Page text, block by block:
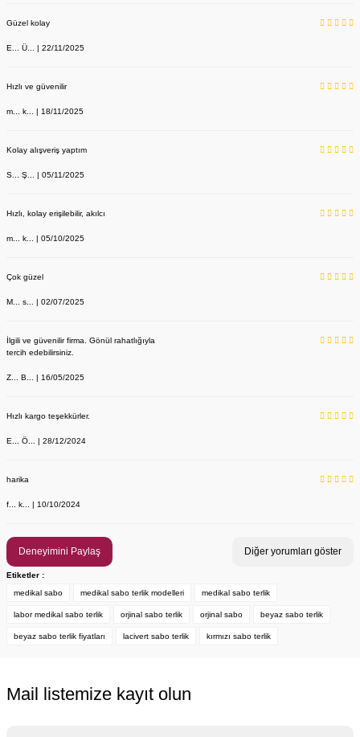
890,00 TL
Güzel kolay
E... Ü... | 22/11/2025
Hızlı ve güvenilir
m... k... | 18/11/2025
Kolay alışveriş yaptım
S... Ş... | 05/11/2025
Hızlı, kolay erişilebilir, akılcı
m... k... | 05/10/2025
Çok güzel
M... s... | 02/07/2025
İlgili ve güvenilir firma. Gönül rahatlığıyla
tercih edebilirsiniz.
Z... B... | 16/05/2025
Hızlı kargo teşekkürler.
E... Ö... | 28/12/2024
harika
f... k... | 10/10/2024
Deneyimini Paylaş Diğer yorumları göster
Etiketler :
medikal sabo
medikal sabo terlik modelleri medikal sabo terlik
labor medikal sabo terlik orjinal sabo terlik orjinal sabo beyaz sabo terlik
beyaz sabo terlik fiyatları lacivert sabo terlik kırmızı sabo terlik
Mail listemize kayıt olun